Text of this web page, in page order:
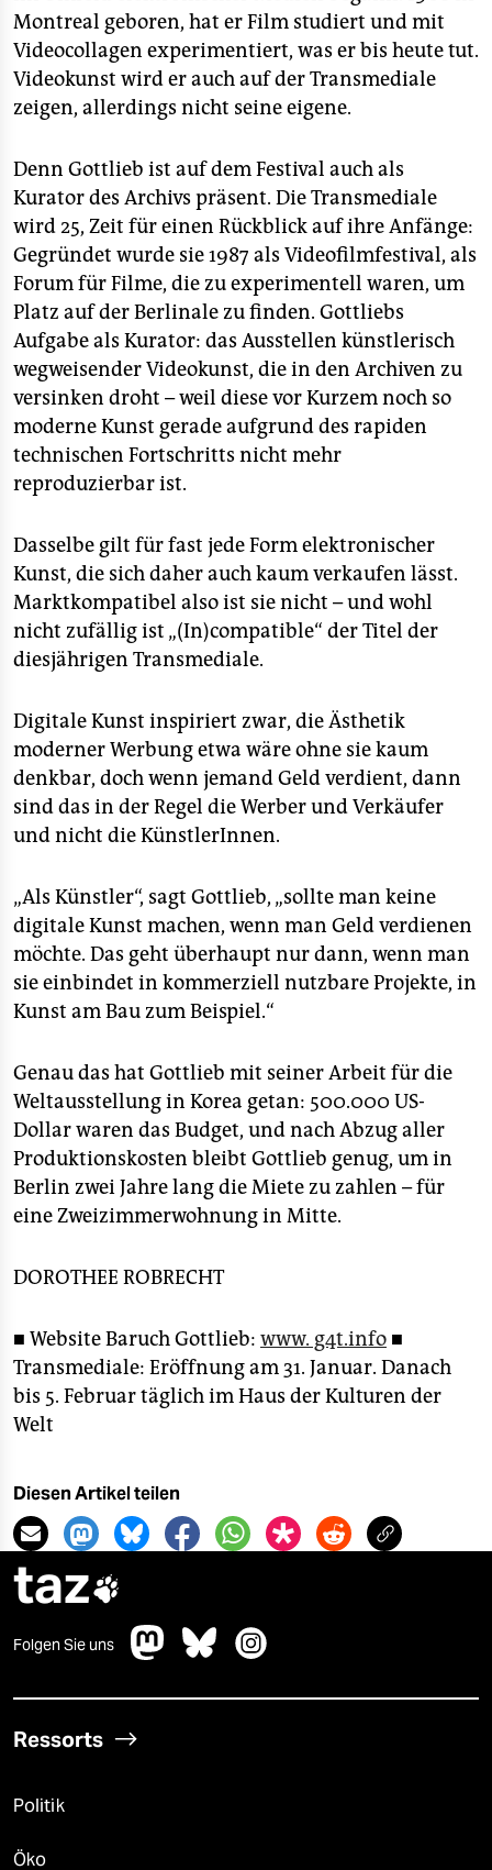
Montreal geboren, hat er Film studiert und mit
Videocollagen experimentiert, was er bis heute tut.
Videokunst wird er auch auf der Transmediale
zeigen, allerdings nicht seine eigene.
Denn Gottlieb ist auf dem Festival auch als
Kurator des Archivs präsent. Die Transmediale
wird 25, Zeit für einen Rückblick auf ihre Anfänge:
Gegründet wurde sie 1987 als Videofilmfestival, als
Forum für Filme, die zu experimentell waren, um
Platz auf der Berlinale zu finden. Gottliebs
Aufgabe als Kurator: das Ausstellen künstlerisch
wegweisender Videokunst, die in den Archiven zu
versinken droht – weil diese vor Kurzem noch so
moderne Kunst gerade aufgrund des rapiden
technischen Fortschritts nicht mehr
reproduzierbar ist.
Dasselbe gilt für fast jede Form elektronischer
Kunst, die sich daher auch kaum verkaufen lässt.
Marktkompatibel also ist sie nicht – und wohl
nicht zufällig ist „(In)compatible“ der Titel der
diesjährigen Transmediale.
Digitale Kunst inspiriert zwar, die Ästhetik
moderner Werbung etwa wäre ohne sie kaum
denkbar, doch wenn jemand Geld verdient, dann
sind das in der Regel die Werber und Verkäufer
und nicht die KünstlerInnen.
„Als Künstler“, sagt Gottlieb, „sollte man keine
digitale Kunst machen, wenn man Geld verdienen
möchte. Das geht überhaupt nur dann, wenn man
sie einbindet in kommerziell nutzbare Projekte, in
Kunst am Bau zum Beispiel.“
Genau das hat Gottlieb mit seiner Arbeit für die
Weltausstellung in Korea getan: 500.000 US-
Dollar waren das Budget, und nach Abzug aller
Produktionskosten bleibt Gottlieb genug, um in
Berlin zwei Jahre lang die Miete zu zahlen – für
eine Zweizimmerwohnung in Mitte.
DOROTHEE ROBRECHT
■ Website Baruch Gottlieb: www. g4t.info ■
Transmediale: Eröffnung am 31. Januar. Danach
bis 5. Februar täglich im Haus der Kulturen der
Welt
Diesen Artikel teilen
taz
Folgen Sie uns
Ressorts
Politik
Öko